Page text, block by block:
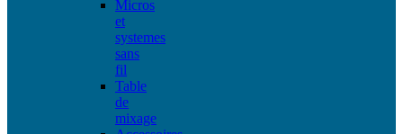
Micros
et
systemes
sans
fil
Table
de
mixage